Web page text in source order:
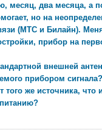
месяц, два месяца,
но на
(МТС и Билайн).
прибор на
внешней
прибором
того же источника,